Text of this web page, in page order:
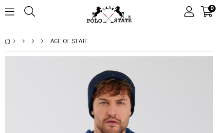
0
AGE OF STATE NAKIŞLI FERMUARLI 3 İPLIK SWEATSHIRT İNDIGO